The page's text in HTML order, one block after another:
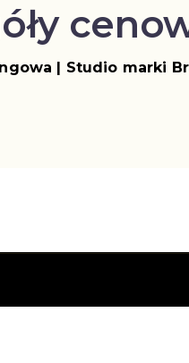
| Studio marki